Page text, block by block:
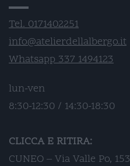
Tel. 0171402251
info@atelierdellalbergo.it
Whatsapp 337 1494123
lun-ven
8:30-12:30 / 14:30-18:30
CLICCA E RITIRA:
CUNEO – Via Valle Po, 153